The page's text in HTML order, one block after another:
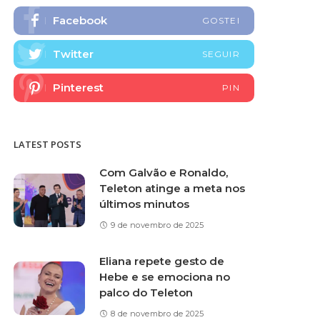
Facebook GOSTEI
Twitter SEGUIR
Pinterest PIN
LATEST POSTS
Com Galvão e Ronaldo,
Teleton atinge a meta nos
últimos minutos
9 de novembro de 2025
Eliana repete gesto de
Hebe e se emociona no
palco do Teleton
8 de novembro de 2025